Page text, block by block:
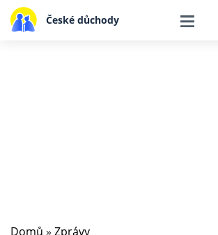
České důchody
Domů » Zprávy